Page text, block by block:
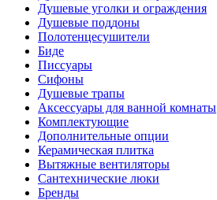
Душевые уголки и ограждения
Душевые поддоны
Полотенцесушители
Биде
Писсуары
Сифоны
Душевые трапы
Аксессуары для ванной комнаты
Комплектующие
Дополнительные опции
Керамическая плитка
Вытяжные вентиляторы
Сантехнические люки
Бренды